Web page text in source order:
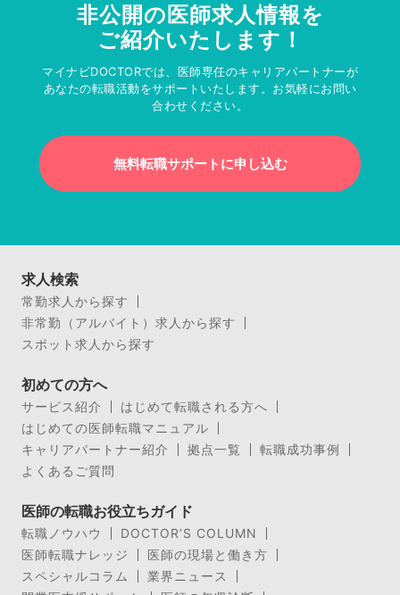
非公開の医師求人情報を
ご紹介いたします！
マイナビDOCTORでは、医師専任のキャリアパートナーが
あなたの転職活動をサポートいたします。お気軽にお問い
合わせください。
無料転職サポートに申し込む
求人検索
常勤求人から探す
非常勤（アルバイト）求人から探す
スポット求人から探す
初めての方へ
サービス紹介
はじめて転職される方へ
はじめての医師転職マニュアル
キャリアパートナー紹介
拠点一覧
転職成功事例
よくあるご質問
医師の転職お役立ちガイド
転職ノウハウ
DOCTOR’S COLUMN
医師転職ナレッジ
医師の現場と働き方
スペシャルコラム
業界ニュース